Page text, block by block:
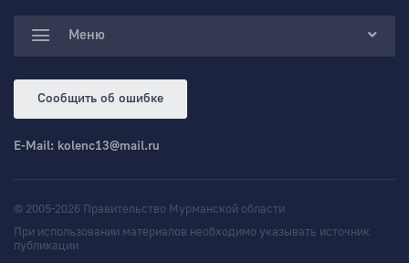
Меню
Сообщить об ошибке
E-Mail: kolenc13@mail.ru
© 2005-2026 Правительство Мурманской области
При использовании материалов необходимо указывать источник
публикации